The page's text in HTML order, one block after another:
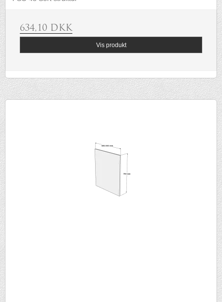
634,10 DKK
Vis produkt